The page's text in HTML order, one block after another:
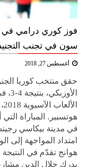
فوز كوري درامي في
سون في تجنب
أغسطس 27, 2018
حقق منتخب كوريا
هوتسبير. المباراة
في مدينة بيكاسي
هوانج تقدّم في
يدرك جلال الدين